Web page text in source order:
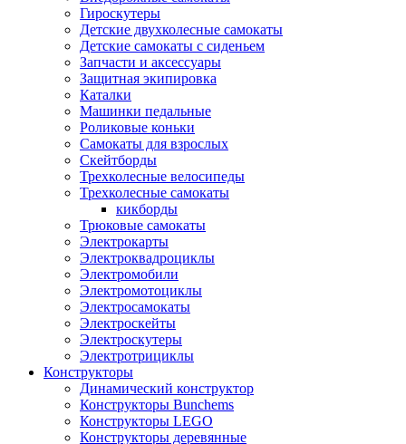
Гироскутеры
Детские двухколесные самокаты
Детские самокаты с сиденьем
Запчасти и аксессуары
Защитная экипировка
Каталки
Машинки педальные
Роликовые коньки
Самокаты для взрослых
Скейтборды
Трехколесные велосипеды
Трехколесные самокаты
кикборды
Трюковые самокаты
Электрокарты
Электроквадроциклы
Электромобили
Электромотоциклы
Электросамокаты
Электроскейты
Электроскутеры
Электротрициклы
Конструкторы
Динамический конструктор
Конструкторы Bunchems
Конструкторы LEGO
Конструкторы деревянные